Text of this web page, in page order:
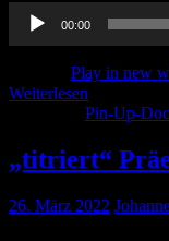
Audio-
Player
00:00
Play in new
Weiterlesen
Pin-Up-
„titriert“
26. März 2022